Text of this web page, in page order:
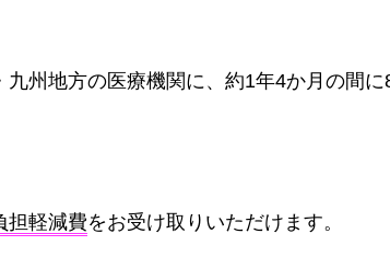
州地方の医療機関に、約1年4か月の間に
担軽減費をお受け取りいただけます。